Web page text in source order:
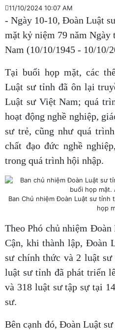
11/10/2024 10:07 AM
- Ngày 10-10, Đoàn Luật
mặt kỷ niệm 79 năm
Nam (10/10/1945 - 10/10/
Tại buổi họp mặt, các
Luật sư tỉnh đã ôn lại
Luật sư Việt Nam; quá
hoạt động nghề nghiệp,
sư trẻ, cũng như quá
chất đạo đức nghề
trong quá trình hội nhập.
Ban Chủ nhiệm Đoàn Luật sư tỉnh
họp
Theo Phó chủ nhiệm
Cận, khi thành lập, Đoàn
sư chính thức và 2 luật
luật sư tỉnh đã phát triển
và 318 luật sư tập sự tại
sư.
Bên cạnh đó, Đoàn Luật